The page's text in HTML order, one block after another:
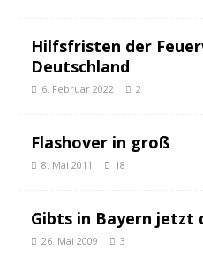
Hilfsfristen der
Deutschland
6. Februar 2022 2
Flashover in groß
8. Mai 2011 18
Gibts in Bayern jetzt
26. Mai 2009 3